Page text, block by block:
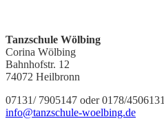
Tanzschule Wölbing
Corina Wölbing
Bahnhofstr. 12
74072 Heilbronn
07131/ 7905147 oder 0178/4506131
info@tanzschule-woelbing.de